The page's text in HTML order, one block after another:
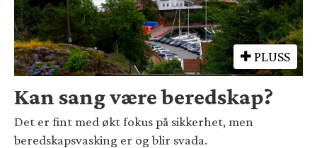
PLUSS
Kan sang være beredskap?
Det er fint med økt fokus på sikkerhet, men
beredskapsvasking er og blir svada.